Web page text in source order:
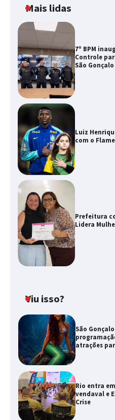
Mais lidas
7º BPM
Controle
São Gonçalo
Luiz
com o
Prefeitura
Lidera
Viu isso?
São
atrações
Rio entra
vendaval e
Crise